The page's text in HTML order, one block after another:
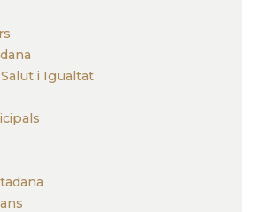
Salut i Igualtat